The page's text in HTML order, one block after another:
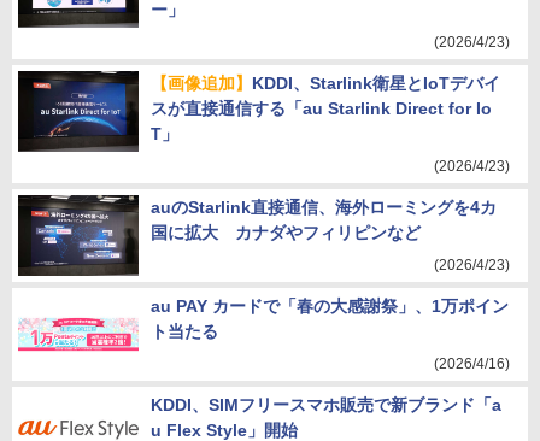
ー」
(2026/4/23)
【画像追加】 KDDI、Starlink衛星とIoTデバイ
スが直接通信する「au Starlink Direct for Io
T」
(2026/4/23)
auのStarlink直接通信、海外ローミングを4カ
国に拡大 カナダやフィリピンなど
(2026/4/23)
au PAY カードで「春の大感謝祭」、1万ポイン
ト当たる
(2026/4/16)
KDDI、SIMフリースマホ販売で新ブランド「a
u Flex Style」開始